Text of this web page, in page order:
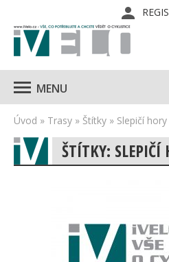
MENU
Úvod » Trasy » Štítky » Slepičí hory
ŠTÍTKY: SLEPIČÍ